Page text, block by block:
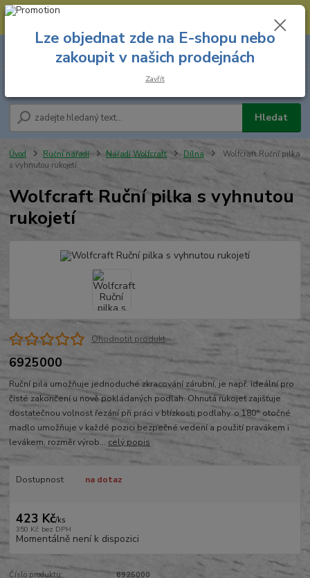
--- Spojovací materiál: 774 431 045 --- Prodejna nářadí: 731 449 423 --
Hledat
8.00 hod. - 16.00 hod.
za
Úvod Ruční nářadí Nářadí Wolfcraft Dílna
Wolfcraft Ruční pilka
s vyhnutou rukojetí
Wolfcraft Ruční pilka s vyhnutou
rukojetí
Ohodnotit produkt
6925000
Ruční pila umožňuje jednoduché zkracování zárubní, je např. ideální pro
čisté zakončení u nově pokládaných podlah. Ohnutá rukojeť zajišťuje
dostatečnou volnost řezání při práci v blízkosti podlahy. o 180° otočné
madlo umožňuje v každé pozici bezpečné vedení a použití pravákem i
levákem, rozměr výrob... celý popis
Dostupnost na dotaz
423 Kč/ks
350 Kč bez DPH
Momentálně není k dispozici
Číslo produktu:
6925000
Lze objednat zde na E-shopu nebo
zakoupit v našich prodejnách
Zavřít